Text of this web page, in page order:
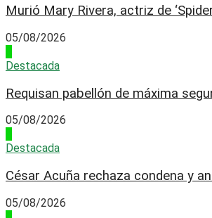
Murió Mary Rivera, actriz de
05/08/2026
Destacada
Requisan pabellón de máxima
05/08/2026
Destacada
César Acuña rechaza condena y
05/08/2026